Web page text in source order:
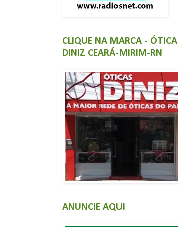
CLIQUE NA MARCA - ÓTICA
DINIZ CEARÁ-MIRIM-RN
ANUNCIE AQUI